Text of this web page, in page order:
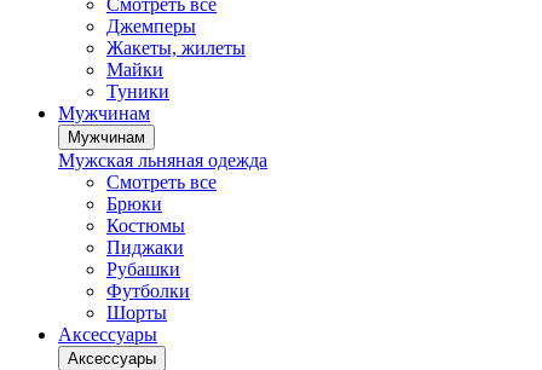
Смотреть все
Джемперы
Жакеты, жилеты
Майки
Туники
Мужчинам
Мужчинам
Мужская льняная одежда
Смотреть все
Брюки
Костюмы
Пиджаки
Рубашки
Футболки
Шорты
Аксессуары
Аксессуары